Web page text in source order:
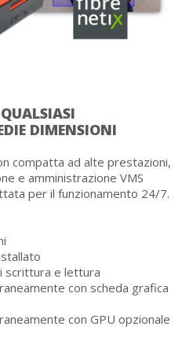
DIMENSIONI
compatta ad alte prestazioni,
e amministrazione VMS
per il funzionamento 24/7.
scrittura e lettura
con scheda grafica
con GPU opzionale